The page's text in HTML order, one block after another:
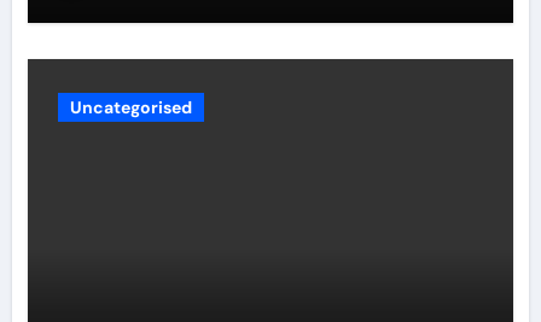
Uncategorised